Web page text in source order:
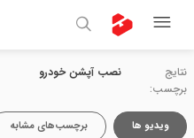
نتایج
برچسب:
نصب آپشن خودرو
ویدیو ها برچسب‌های مشابه